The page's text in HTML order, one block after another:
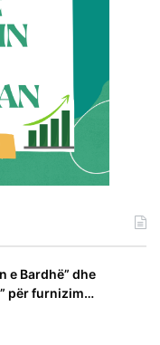
e Bardhë” dhe
për furnizim…